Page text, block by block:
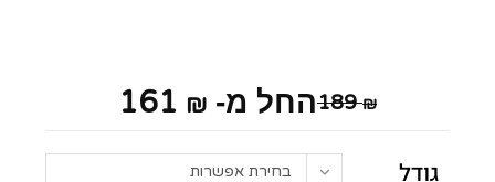
189₪ החל מ- 161 ₪
גודל בחירת אפשרות